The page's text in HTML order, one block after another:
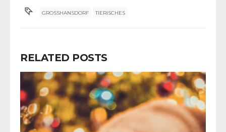
GROSSHANSDORF TIERISCHES
RELATED POSTS